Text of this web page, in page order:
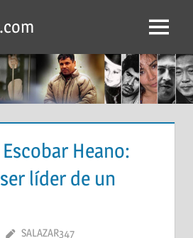
Menú
Heano:
líder de un
SALAZAR347